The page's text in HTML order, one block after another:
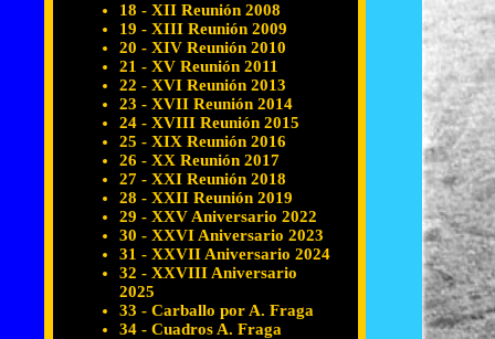
18 - XII Reunión 2008
19 - XIII Reunión 2009
20 - XIV Reunión 2010
21 - XV Reunión 2011
22 - XVI Reunión 2013
23 - XVII Reunión 2014
24 - XVIII Reunión 2015
25 - XIX Reunión 2016
26 - XX Reunión 2017
27 - XXI Reunión 2018
28 - XXII Reunión 2019
29 - XXV Aniversario 2022
30 - XXVI Aniversario 2023
31 - XXVII Aniversario 2024
32 - XXVIII Aniversario
2025
33 - Carballo por A. Fraga
34 - Cuadros A. Fraga